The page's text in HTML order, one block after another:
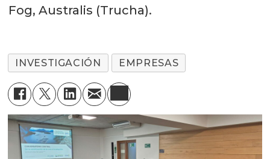
Fog, Australis (Trucha).
INVESTIGACIÓN EMPRESAS